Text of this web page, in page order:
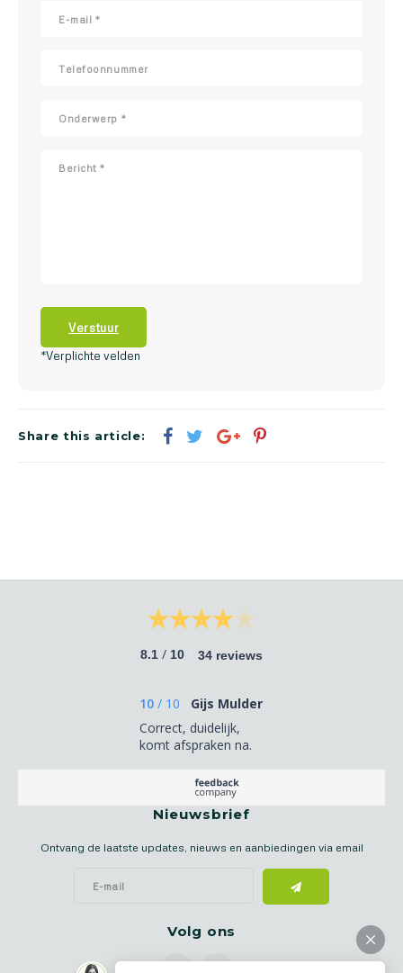
Verstuur
*Verplichte velden
Share this article:
Nieuwsbrief
Ontvang de laatste updates, nieuws en aanbiedingen via email
Volg ons
8.1 / 10 34 reviews
10 / 10
Gijs Mulder
Correct, duidelijk,
komt afspraken na.